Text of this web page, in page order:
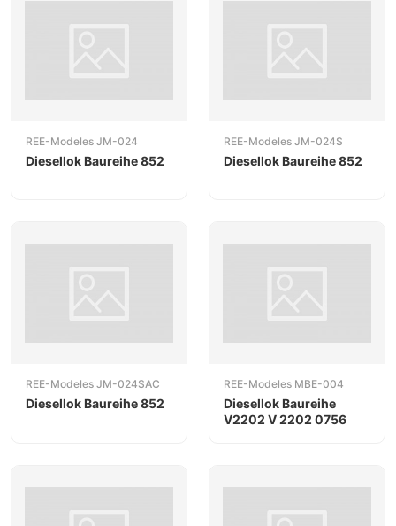
REE-Modeles JM-024
Diesellok Baureihe 852
REE-Modeles JM-024S
Diesellok Baureihe 852
REE-Modeles JM-024SAC
Diesellok Baureihe 852
REE-Modeles MBE-004
Diesellok Baureihe
V2202 V 2202 0756